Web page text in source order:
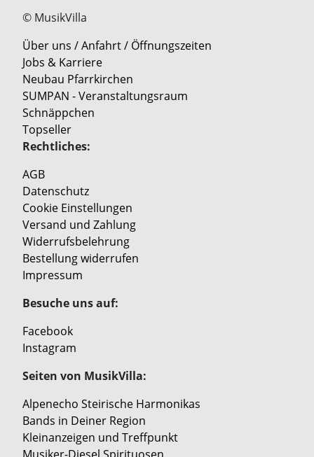
© MusikVilla
Über uns / Anfahrt / Öffnungszeiten
Jobs & Karriere
Neubau Pfarrkirchen
SUMPAN - Veranstaltungsraum
Schnäppchen
Topseller
Rechtliches:
AGB
Datenschutz
Cookie Einstellungen
Versand und Zahlung
Widerrufsbelehrung
Bestellung widerrufen
Impressum
Besuche uns auf:
Facebook
Instagram
Seiten von MusikVilla:
Alpenecho Steirische Harmonikas
Bands in Deiner Region
Kleinanzeigen und Treffpunkt